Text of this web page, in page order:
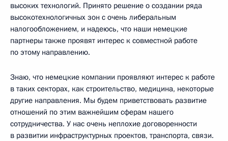
высоких технологий. Принято решение о создании ряда
высокотехнологичных зон с очень либеральным
налогообложением, и надеюсь, что наши немецкие
партнеры также проявят интерес к совместной работе
по этому направлению.
Знаю, что немецкие компании проявляют интерес к работе
в таких секторах, как строительство, медицина, некоторые
другие направления. Мы будем приветствовать развитие
отношений по этим важнейшим сферам нашего
сотрудничества. У нас очень неплохие договоренности
в развитии инфраструктурных проектов, транспорта, связи.